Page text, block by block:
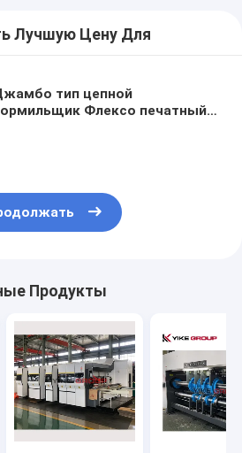
Лучшую Цену Для
тип цепной
Флексо печатный
Продукты